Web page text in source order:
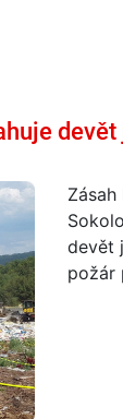
devět
požár